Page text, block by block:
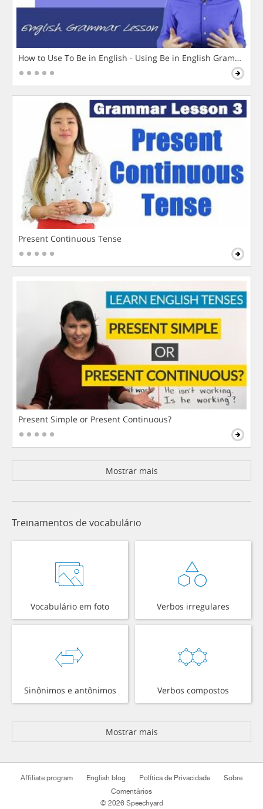
How to Use To Be in English - Using Be in English Grammar
Present Continuous Tense
Present Simple or Present Continuous?
Mostrar mais
Treinamentos de vocabulário
Vocabulário em foto Verbos irregulares
Sinônimos e antônimos Verbos compostos
Mostrar mais
Affiliate program English blog Política de Privacidade
Sobre
Comentários
© 2026 Speechyard